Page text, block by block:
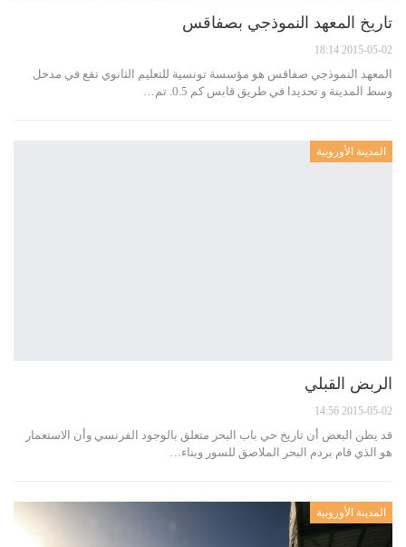
تاريخ المعهد النموذجي بصفاقس
2015-05-02 18:14
المعهد النموذجي صفاقس هو مؤسسة تونسية للتعليم الثانوي تقع في مدخل
وسط المدينة و تحديدا في طريق قابس كم 0.5. تم…
المدينة الأوروبية
الربض القبلي
2015-05-02 14:56
قد يظن البعض أن تاريخ حي باب البحر متعلق بالوجود الفرنسي وأن الاستعمار
هو الذي قام بردم البحر الملاصق للسور وبناء…
المدينة الأوروبية